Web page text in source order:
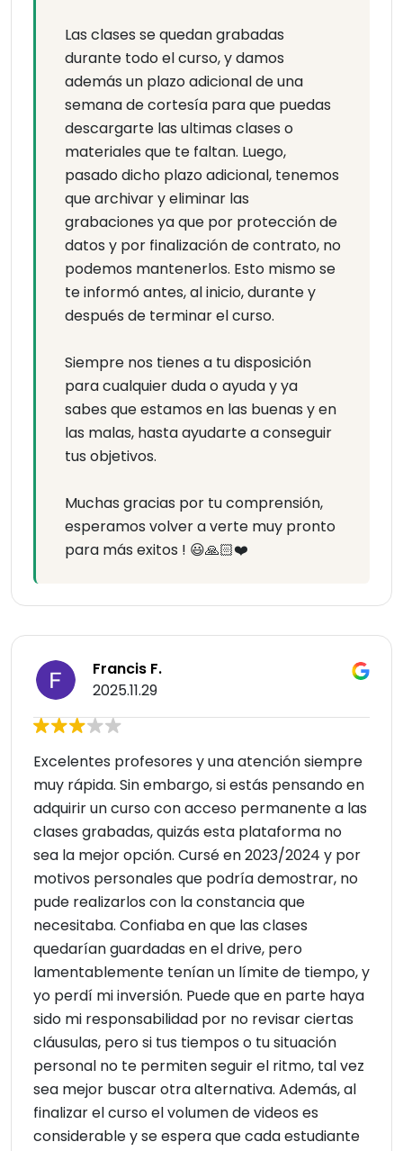
Las clases se quedan grabadas
durante todo el curso, y damos
además un plazo adicional de una
semana de cortesía para que puedas
descargarte las ultimas clases o
materiales que te faltan. Luego,
pasado dicho plazo adicional, tenemos
que archivar y eliminar las
grabaciones ya que por protección de
datos y por finalización de contrato, no
podemos mantenerlos. Esto mismo se
te informó antes, al inicio, durante y
después de terminar el curso.
Siempre nos tienes a tu disposición
para cualquier duda o ayuda y ya
sabes que estamos en las buenas y en
las malas, hasta ayudarte a conseguir
tus objetivos.
Muchas gracias por tu comprensión,
esperamos volver a verte muy pronto
para más exitos ! 😃🙏🏻❤️
Francis F.
2025.11.29
Excelentes profesores y una atención siempre
muy rápida. Sin embargo, si estás pensando en
adquirir un curso con acceso permanente a las
clases grabadas, quizás esta plataforma no
sea la mejor opción. Cursé en 2023/2024 y por
motivos personales que podría demostrar, no
pude realizarlos con la constancia que
necesitaba. Confiaba en que las clases
quedarían guardadas en el drive, pero
lamentablemente tenían un límite de tiempo, y
yo perdí mi inversión. Puede que en parte haya
sido mi responsabilidad por no revisar ciertas
cláusulas, pero si tus tiempos o tu situación
personal no te permiten seguir el ritmo, tal vez
sea mejor buscar otra alternativa. Además, al
finalizar el curso el volumen de videos es
considerable y se espera que cada estudiante